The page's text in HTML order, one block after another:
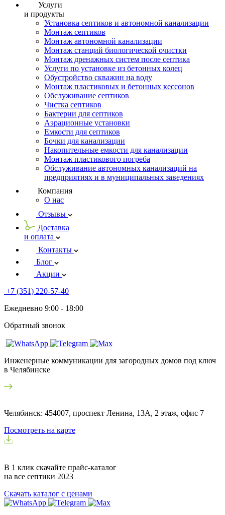
Услуги
и продукты
Установка септиков и автономной канализации
Монтаж септиков
Монтаж автономной канализации
Монтаж станций биологической очистки
Монтаж дренажных систем после септика
Услуги по установке из бетонных колец
Обустройство скважин на воду
Монтаж пластиковых и бетонных кессонов
Обслуживание септиков
Чистка септиков
Бактерии для септиков
Аэрационные установки
Емкости для септиков
Бочки для канализации
Накопительные емкости для канализации
Монтаж пластикового погреба
Обслуживание автономных канализаций на
предприятиях и в муниципальных заведениях
Компания
О нас
Отзывы
Доставка
и оплата
Контакты
Блог
Акции
+7 (351) 220-57-40
Ежедневно 9:00 - 18:00
Обратный звонок
Инженерные коммуникации для загородных домов под ключ
в Челябинске
Челябинск: 454007, проспект Ленина, 13А, 2 этаж, офис 7
Посмотреть на карте
В 1 клик скачайте прайс-каталог
на все септики 2023
Скачать каталог с ценами